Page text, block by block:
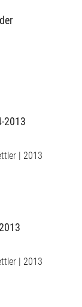
| 2013
| 2013